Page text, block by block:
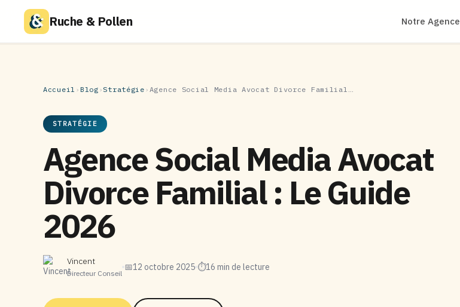
Ruche & Pollen Notre Agence
Accueil › Blog ›Stratégie › Agence Social Media Avocat Divorce Familial…
STRATÉGIE
Agence Social Media Avocat
Divorce Familial : Le Guide
2026
Vincent
Directeur Conseil
📅12 octobre 2025 ⏱16 min de lecture